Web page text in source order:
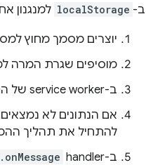
ב- localStorage למנגנון
יוצרים מסמך מחוץ
מוסיפים שגרת המרה
ב-service worker של התוסף, בודקים את
אם הנתונים לא
להתחיל את תהליך
ב-handler‏